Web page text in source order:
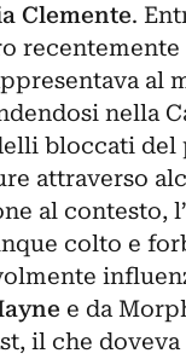
Clemente.
al
nella
bloccati del
attraverso
al contesto,
colto e
e da
il che doveva